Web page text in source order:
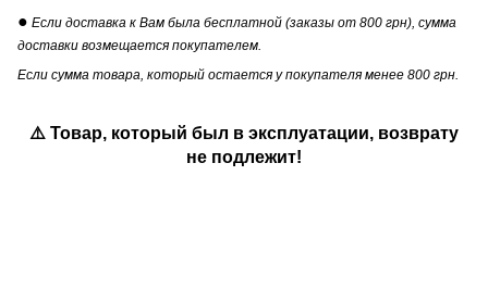
● Если доставка к Вам была бесплатной (заказы от 800 грн), сумма
доставки возмещается покупателем.
Если сумма товара, который остается у покупателя менее 800 грн.
⚠️ Товар, который был в эксплуатации, возврату
не подлежит!